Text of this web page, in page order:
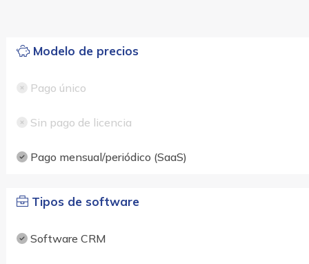
Modelo de precios
Pago único
Sin pago de licencia
Pago mensual/periódico (SaaS)
Tipos de software
Software CRM